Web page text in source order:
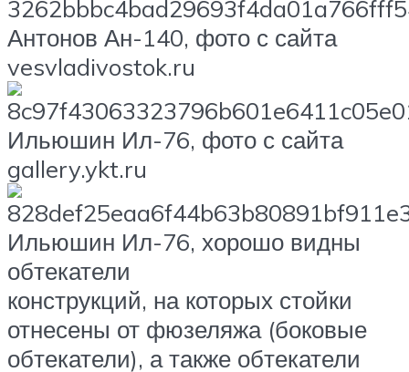
Антонов Ан-140, фото с сайта
vesvladivostok.ru
Ильюшин Ил-76, фото с сайта
gallery.ykt.ru
Ильюшин Ил-76, хорошо видны
обтекатели
конструкций, на которых стойки
отнесены от фюзеляжа (боковые
обтекатели), а также обтекатели